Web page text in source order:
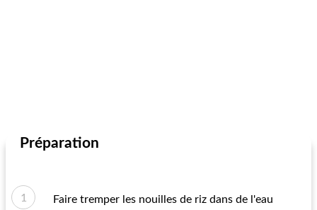
Préparation
Faire tremper les nouilles de riz dans de l'eau